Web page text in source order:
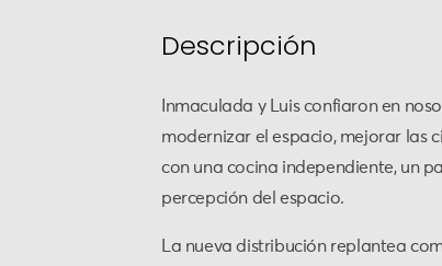
Descripción
Inmaculada y Luis confiaron en
modernizar el espacio, mejorar las
con una cocina independiente, un
percepción del espacio.
La nueva distribución replantea